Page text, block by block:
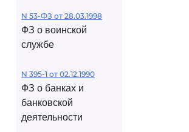
N 53-ФЗ от 28.03.1998
ФЗ о воинской
службе
N 395-1 от 02.12.1990
ФЗ о банках и
банковской
деятельности